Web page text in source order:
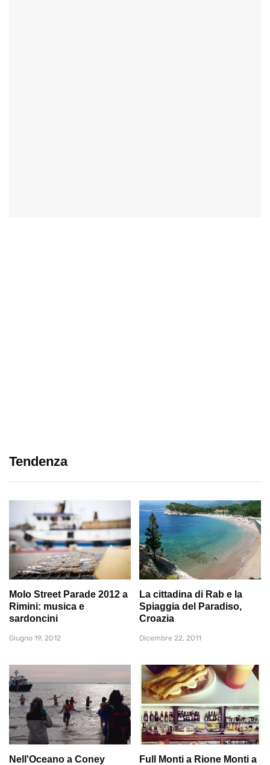
Tendenza
Molo Street Parade 2012 a
Rimini: musica e
sardoncini
Giugno 19, 2012
La cittadina di Rab e la
Spiaggia del Paradiso,
Croazia
Dicembre 22, 2011
Nell'Oceano a Coney
Full Monti a Rione Monti a